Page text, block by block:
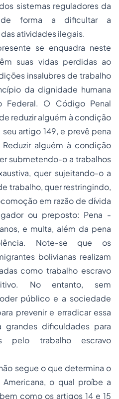
sistemas reguladores da
de forma a dificultar a
atividades ilegais.
se enquadra neste
suas vidas perdidas ao
insalubres de trabalho
da dignidade humana
Federal. O Código Penal
reduzir alguém à condição
artigo 149, e prevê pena
Reduzir alguém à condição
submetendo-o a trabalhos
quer sujeitando-o a
trabalho, quer restringindo,
em razão de dívida
ou preposto: Pena -
e multa, além da pena
Note-se que os
bolivianas realizam
como trabalho escravo
No entanto, sem
público e a sociedade
prevenir e erradicar essa
dificuldades para
pelo trabalho escravo
segue o que determina o
o qual proíbe a
como os artigos 14 e 15